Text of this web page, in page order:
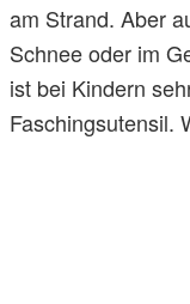
am Strand. Aber
Schnee oder im
ist bei Kindern
Faschingsutensil.